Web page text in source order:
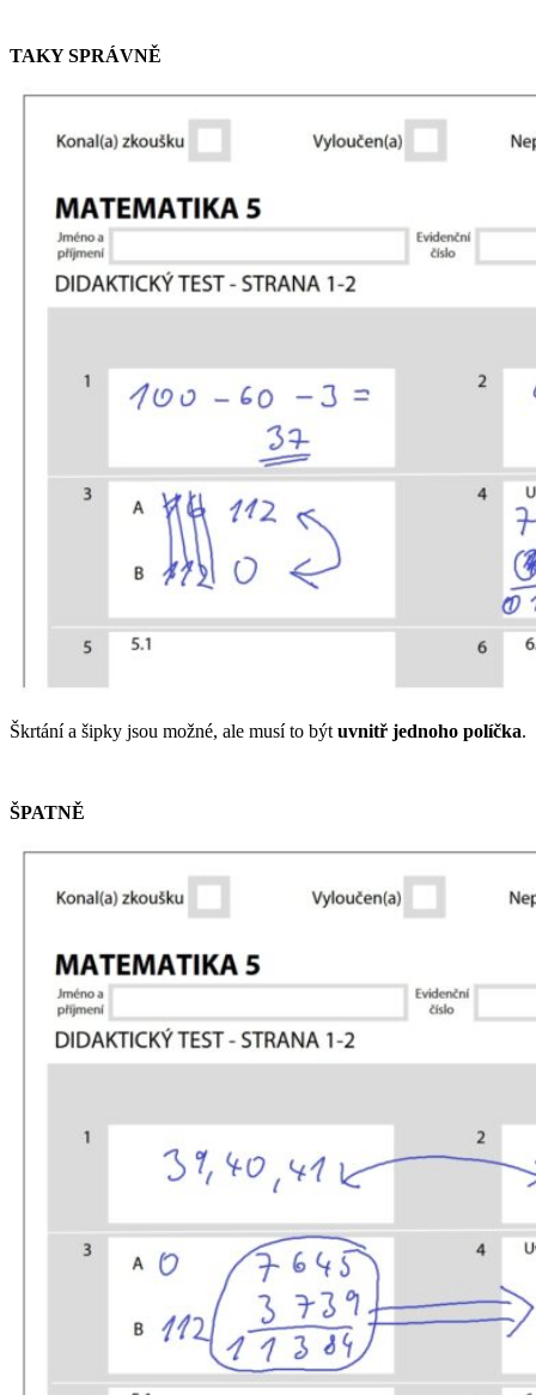
TAKY SPRÁVNĚ
Škrtání a šipky jsou možné, ale musí to být uvnitř jednoho políčka.
ŠPATNĚ